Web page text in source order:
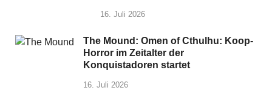
16. Juli 2026
The Mound: Omen of Cthulhu: Koop-
Horror im Zeitalter der
Konquistadoren startet
16. Juli 2026